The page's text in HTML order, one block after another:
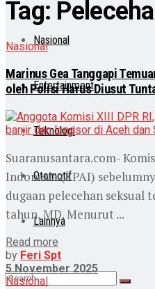
Nasional
Entertainment
Teknologi
Otomotif
Lainnya
Tag:
Nasional
Marinus Gea Tanggapi
oleh Polisi Harus Diusut
Suaranusantara.com-
Indonesia (KPAI)
dugaan pelecehan seksual
tahun, MD. Menurut ...
Read more
by Feri Spt
5 November 2025
Nasional